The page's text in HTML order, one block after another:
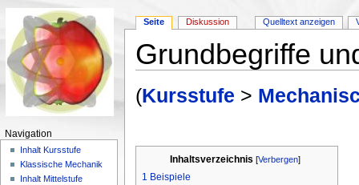
Grundbegriffe
(Kursstufe >
Inhaltsverzeichnis [Verbergen]
1 Beispiele
Seite Diskussion Quelltext anzeigen
Navigation
Inhalt Kursstufe
Klassische Mechanik
Inhalt Mittelstufe